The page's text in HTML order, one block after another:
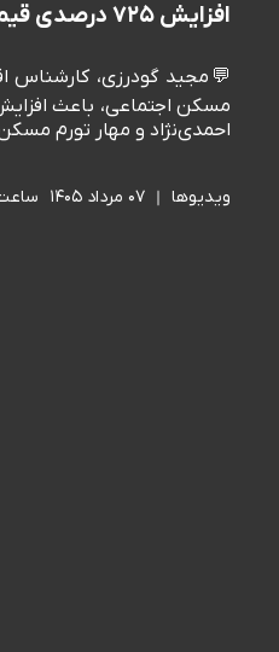
افزایش ۷۲۵ درصدی قیمت مسکن در دولت یازدهم و دوازدهم
💬مجید گودرزی، کارشناس
احمدی‌نژاد و مهار تورم مسکن در دولت رئیسی (از ۱۴۷ به ۱۷ درصد) موفق
ویدیوها ۰۷ مرداد ۱۴۰۵ ساعت